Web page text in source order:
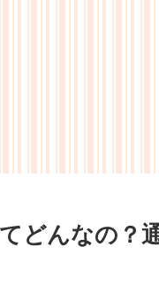
どんなの？